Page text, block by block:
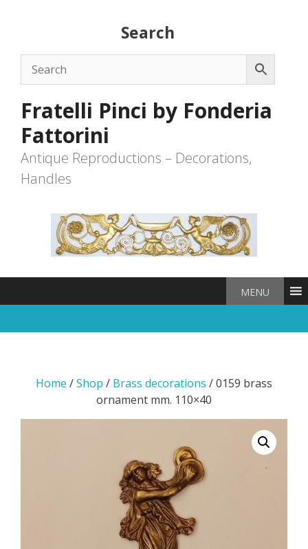
Search
Fratelli Pinci by Fonderia
Fattorini
Antique Reproductions – Decorations,
Handles
MENU
Home /Shop / Brass decorations / 0159 brass
ornament mm. 110×40